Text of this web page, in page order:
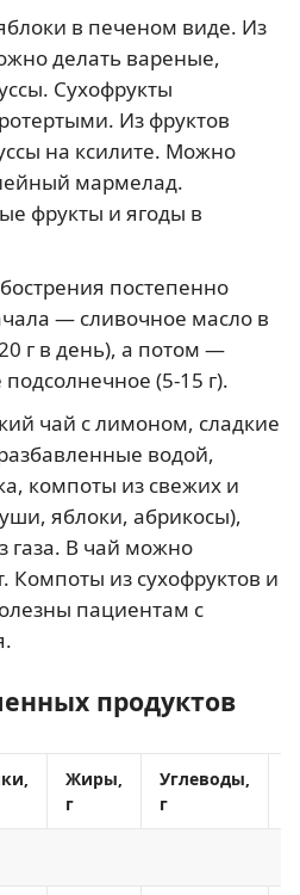
в печеном виде. Из
делать вареные,
Сухофрукты
Из фруктов
на ксилите. Можно
мармелад.
фрукты и ягоды в
постепенно
— сливочное масло в
г в день), а потом —
(5-15 г).
чай с лимоном, сладкие
водой,
компоты из свежих и
яблоки, абрикосы),
газа. В чай можно
Компоты из сухофруктов и
пациентам с
продуктов
Жиры,
г
Углеводы,
г